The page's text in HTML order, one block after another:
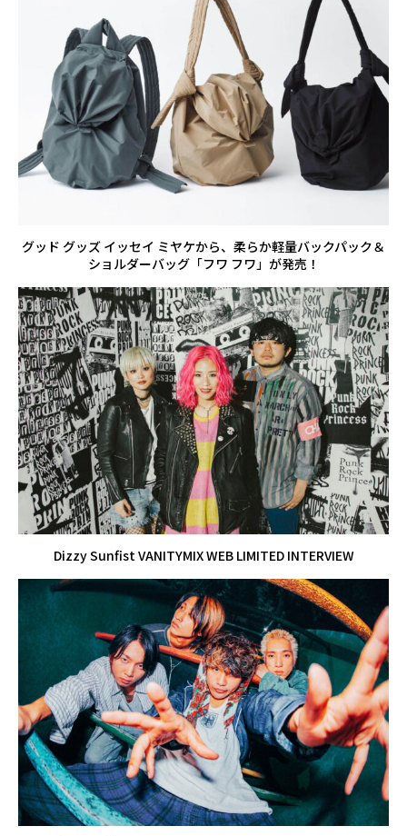
グッド グッズ イッセイ ミヤケから、柔らか軽量バックパック＆
ショルダーバッグ「フワ フワ」が発売！
Dizzy Sunfist VANITYMIX WEB LIMITED INTERVIEW